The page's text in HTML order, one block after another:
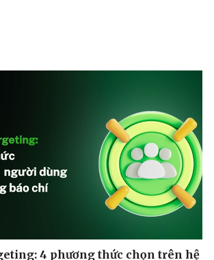
4 phương thức chọn trên hệ